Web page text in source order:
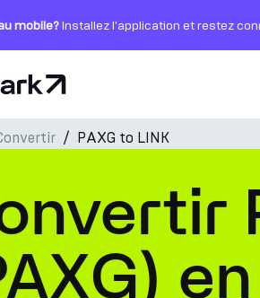
mobile?Installez l'application et restez
Token
PAXG to LINK
en